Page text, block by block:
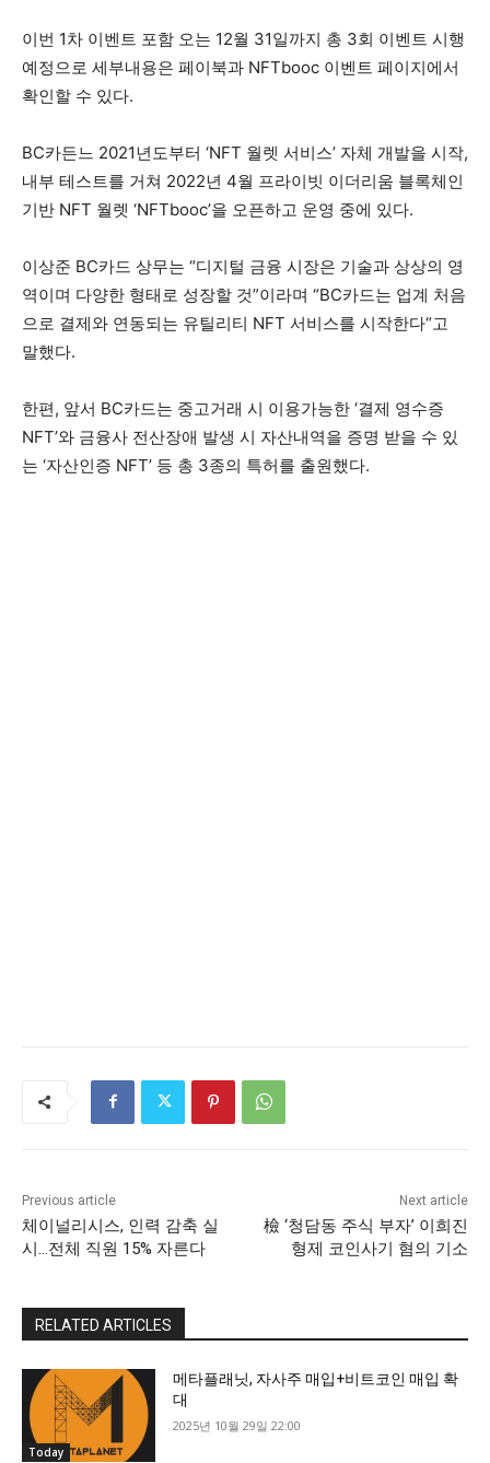
이번 1차 이벤트 포함 오는 12월 31일까지 총 3회 이벤트 시행
예정으로 세부내용은 페이북과 NFTbooc 이벤트 페이지에서
확인할 수 있다.
BC카든느 2021년도부터 ‘NFT 월렛 서비스’ 자체 개발을 시작,
내부 테스트를 거쳐 2022년 4월 프라이빗 이더리움 블록체인
기반 NFT 월렛 ‘NFTbooc’을 오픈하고 운영 중에 있다.
이상준 BC카드 상무는 “디지털 금융 시장은 기술과 상상의 영
역이며 다양한 형태로 성장할 것”이라며 “BC카드는 업계 처음
으로 결제와 연동되는 유틸리티 NFT 서비스를 시작한다“고
말했다.
한편, 앞서 BC카드는 중고거래 시 이용가능한 ‘결제 영수증
NFT’와 금융사 전산장애 발생 시 자산내역을 증명 받을 수 있
는 ‘자산인증 NFT’ 등 총 3종의 특허를 출원했다.
Previous article
체이널리시스, 인력 감축 실
시…전체 직원 15% 자른다
Next article
檢 ‘청담동 주식 부자’ 이희진
형제 코인사기 혐의 기소
RELATED ARTICLES
Today
메타플래닛, 자사주 매입+비트코인 매입 확
대
2025년 10월 29일 22:00